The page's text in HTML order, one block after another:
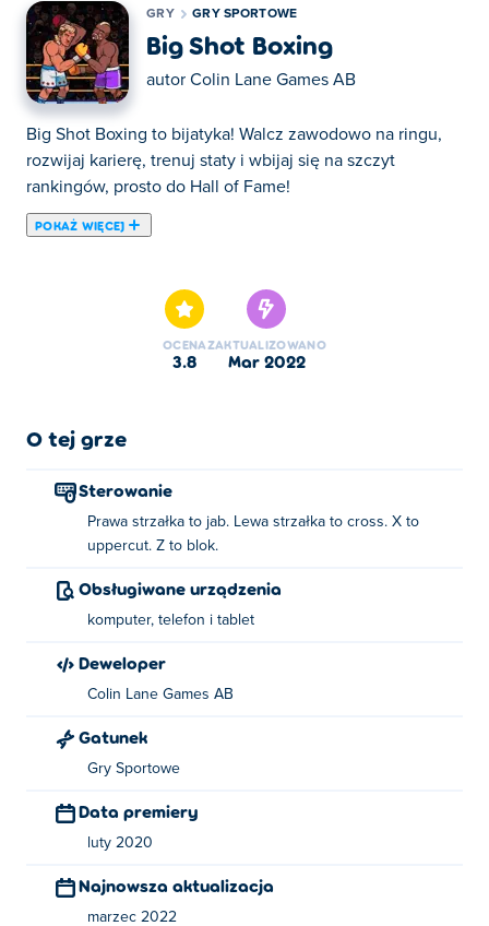
GRY GRY SPORTOWE
Big Shot Boxing
autor Colin Lane Games AB
Big Shot Boxing to bijatyka! Walcz zawodowo na ringu,
rozwijaj karierę, trenuj staty i wbijaj się na szczyt
rankingów, prosto do Hall of Fame!
POKAŻ WIĘCEJ
OCENA
3.8
ZAKTUALIZOWANO
mar 2022
O tej grze
Sterowanie
Prawa strzałka to jab. Lewa strzałka to cross. X to
uppercut. Z to blok.
Obsługiwane urządzenia
komputer, telefon i tablet
Deweloper
Colin Lane Games AB
Gatunek
Gry Sportowe
Data premiery
luty 2020
Najnowsza aktualizacja
marzec 2022